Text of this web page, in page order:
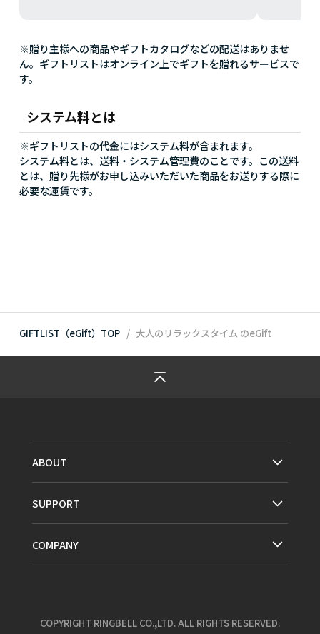
※贈り主様への商品やギフトカタログなどの配送はありませ
ん。ギフトリストはオンライン上でギフトを贈れるサービスで
す。
システム料とは
※ギフトリストの代金にはシステム料が含まれます。
システム料とは、送料・システム管理費のことです。この送料
とは、贈り先様がお申し込みいただいた商品をお送りする際に
必要な運賃です。
GIFTLIST（eGift）TOP 大人のリラックスタイム のeGift
ABOUT
SUPPORT
COMPANY
COPYRIGHT RINGBELL CO.,LTD. ALL RIGHTS RESERVED.